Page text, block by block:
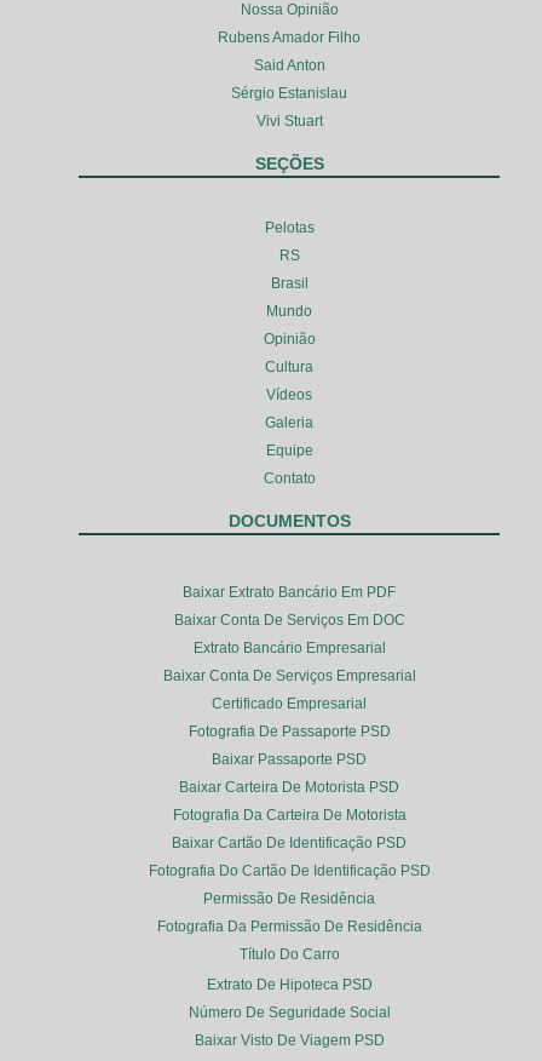
Nossa Opinião
Rubens Amador Filho
Said Anton
Sérgio Estanislau
Vivi Stuart
SEÇÕES
Pelotas
RS
Brasil
Mundo
Opinião
Cultura
Vídeos
Galeria
Equipe
Contato
DOCUMENTOS
Baixar Extrato Bancário Em PDF
Baixar Conta De Serviços Em DOC
Extrato Bancário Empresarial
Baixar Conta De Serviços Empresarial
Certificado Empresarial
Fotografia De Passaporte PSD
Baixar Passaporte PSD
Baixar Carteira De Motorista PSD
Fotografia Da Carteira De Motorista
Baixar Cartão De Identificação PSD
Fotografia Do Cartão De Identificação PSD
Permissão De Residência
Fotografia Da Permissão De Residência
Título Do Carro
Extrato De Hipoteca PSD
Número De Seguridade Social
Baixar Visto De Viagem PSD